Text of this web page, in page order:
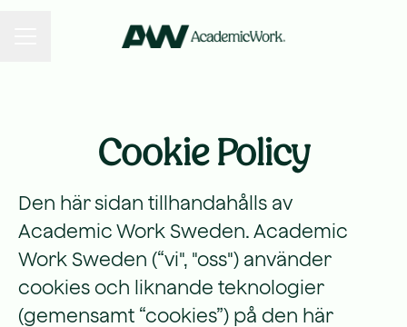
Cookie Policy
Den här sidan tillhandahålls av
Academic Work Sweden. Academic
Work Sweden (“vi", "oss") använder
cookies och liknande teknologier
(gemensamt “cookies”) på den här